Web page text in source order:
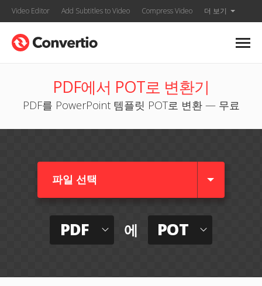
Video Editor Add Subtitles to Video Compress Video 더 보기
PDF에서 POT로 변환기
PDF를 PowerPoint 템플릿 POT로 변환 — 무료
파일 선택
PDF 에 POT